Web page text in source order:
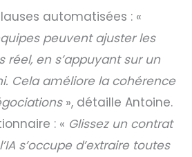
automatisées : «
peuvent ajuster les
en s’appuyant sur un
Cela améliore la cohérence
», détaille Antoine.
: « Glissez un contrat
s’occupe d’extraire toutes